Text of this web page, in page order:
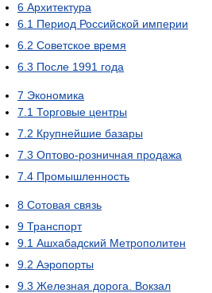
6 Архитектура
6.1 Период Российской империи
6.2 Советское время
6.3 После 1991 года
7 Экономика
7.1 Торговые центры
7.2 Крупнейшие базары
7.3 Оптово-розничная продажа
7.4 Промышленность
8 Сотовая связь
9 Транспорт
9.1 Ашхабадский Метрополитен
9.2 Аэропорты
9.3 Железная дорога. Вокзал